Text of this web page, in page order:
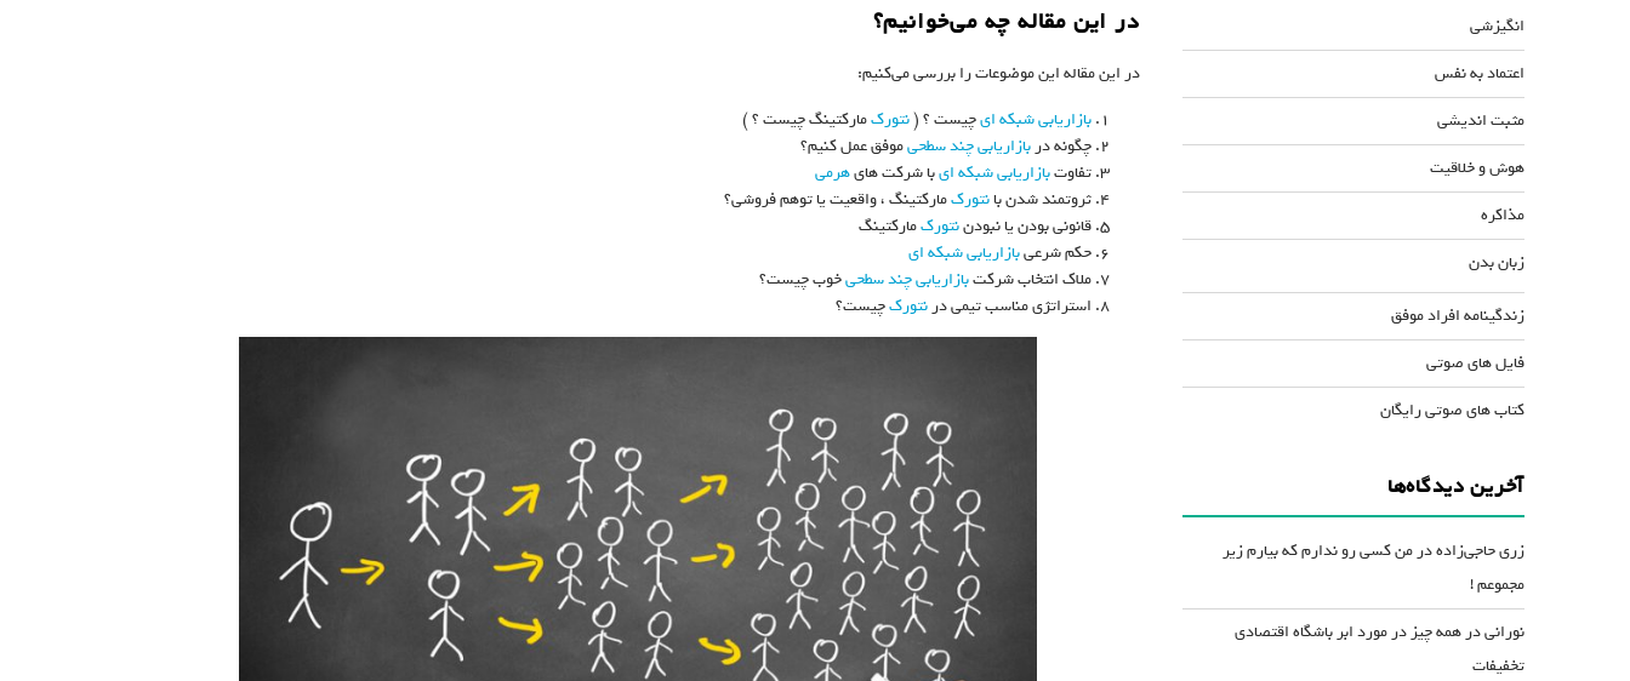
در این مقاله چه می‌خوانیم؟
در این مقاله این موضوعات را بررسی می‌کنیم:
بازاریابی شبکه ایچیست ؟ (نتورکمارکتینگ چیست ؟ )
چگونه دربازاریابی چند سطحیموفق عمل کنیم؟
تفاوتبازاریابی شبکه ایبا شرکت هایهرمی
ثروتمند شدن بانتورکمارکتینگ ، واقعیت یا توهم فروشی؟
قانونی بودن یا نبودننتورکمارکتینگ
حکم شرعیبازاریابی شبکه ای
ملاک انتخاب شرکتبازاریابی چند سطحیخوب چیست؟
استراتژی مناسب تیمی درنتورکچیست؟
انگیزشی
اعتماد به نفس
مثبت اندیشی
هوش و خلاقیت
مذاکره
زبان بدن
زندگینامه افراد موفق
فایل های صوتی
کتاب های صوتی رایگان
آخرین دیدگاه‌ها
زری حاجی‌زادهدر من کسی رو ندارم که بیارم زیر
مجموعم !
نورانیدر همه چیز در مورد ابر باشگاه اقتصادی
تخفیفات